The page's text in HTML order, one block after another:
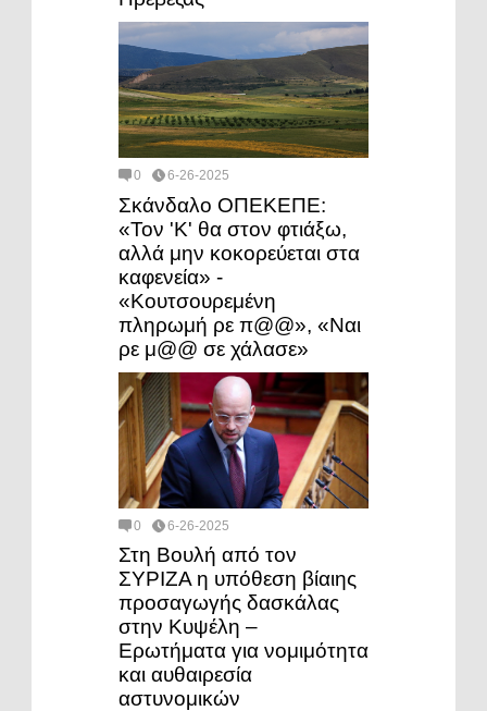
0 6-26-2025
Σκάνδαλο ΟΠΕΚΕΠΕ:
«Τον 'Κ' θα στον φτιάξω,
αλλά μην κοκορεύεται στα
καφενεία» -
«Κουτσουρεμένη
πληρωμή ρε π@@», «Ναι
ρε μ@@ σε χάλασε»
0 6-26-2025
Στη Βουλή από τον
ΣΥΡΙΖΑ η υπόθεση βίαιης
προσαγωγής δασκάλας
στην Κυψέλη –
Ερωτήματα για νομιμότητα
και αυθαιρεσία
αστυνομικών